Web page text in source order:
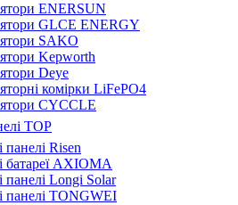
ENERSUN
GLCE ENERGY
SAKO
Kepworth
Deye
комірки LiFePO4
CYCCLE
TOP
панелі Risen
батареї AXIOMA
панелі Longi Solar
панелі TONGWEI